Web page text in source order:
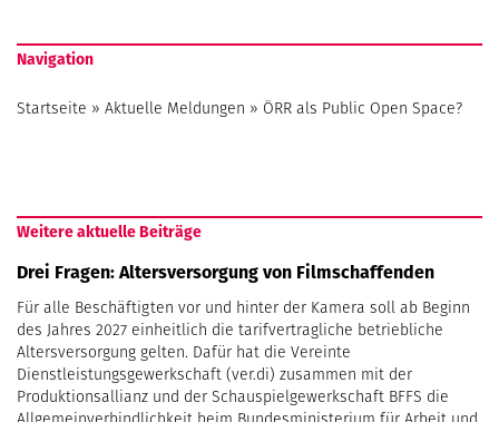
Navigation
Startseite » Aktuelle Meldungen » ÖRR als Public Open Space?
Weitere aktuelle Beiträge
Drei Fragen: Altersversorgung von Filmschaffenden
Für alle Beschäftigten vor und hinter der Kamera soll ab Beginn
des Jahres 2027 einheitlich die tarifvertragliche betriebliche
Altersversorgung gelten. Dafür hat die Vereinte
Dienstleistungsgewerkschaft (ver.di) zusammen mit der
Produktionsallianz und der Schauspielgewerkschaft BFFS die